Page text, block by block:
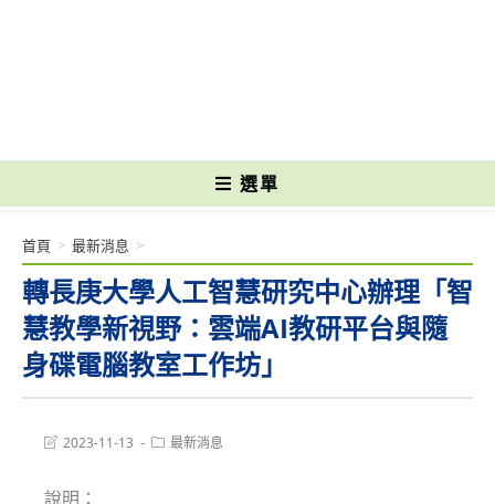
選單
轉長庚大學人工智慧研究中心辦理「智
慧教學新視野：雲端AI教研平台與隨
身碟電腦教室工作坊」
首頁 > 最新消息 >
Post2023-11-13
Post最新消息
說明：